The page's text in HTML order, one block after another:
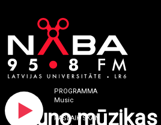
PROGRAMMA
Music
PAŠLAIK SKAN
Jauno